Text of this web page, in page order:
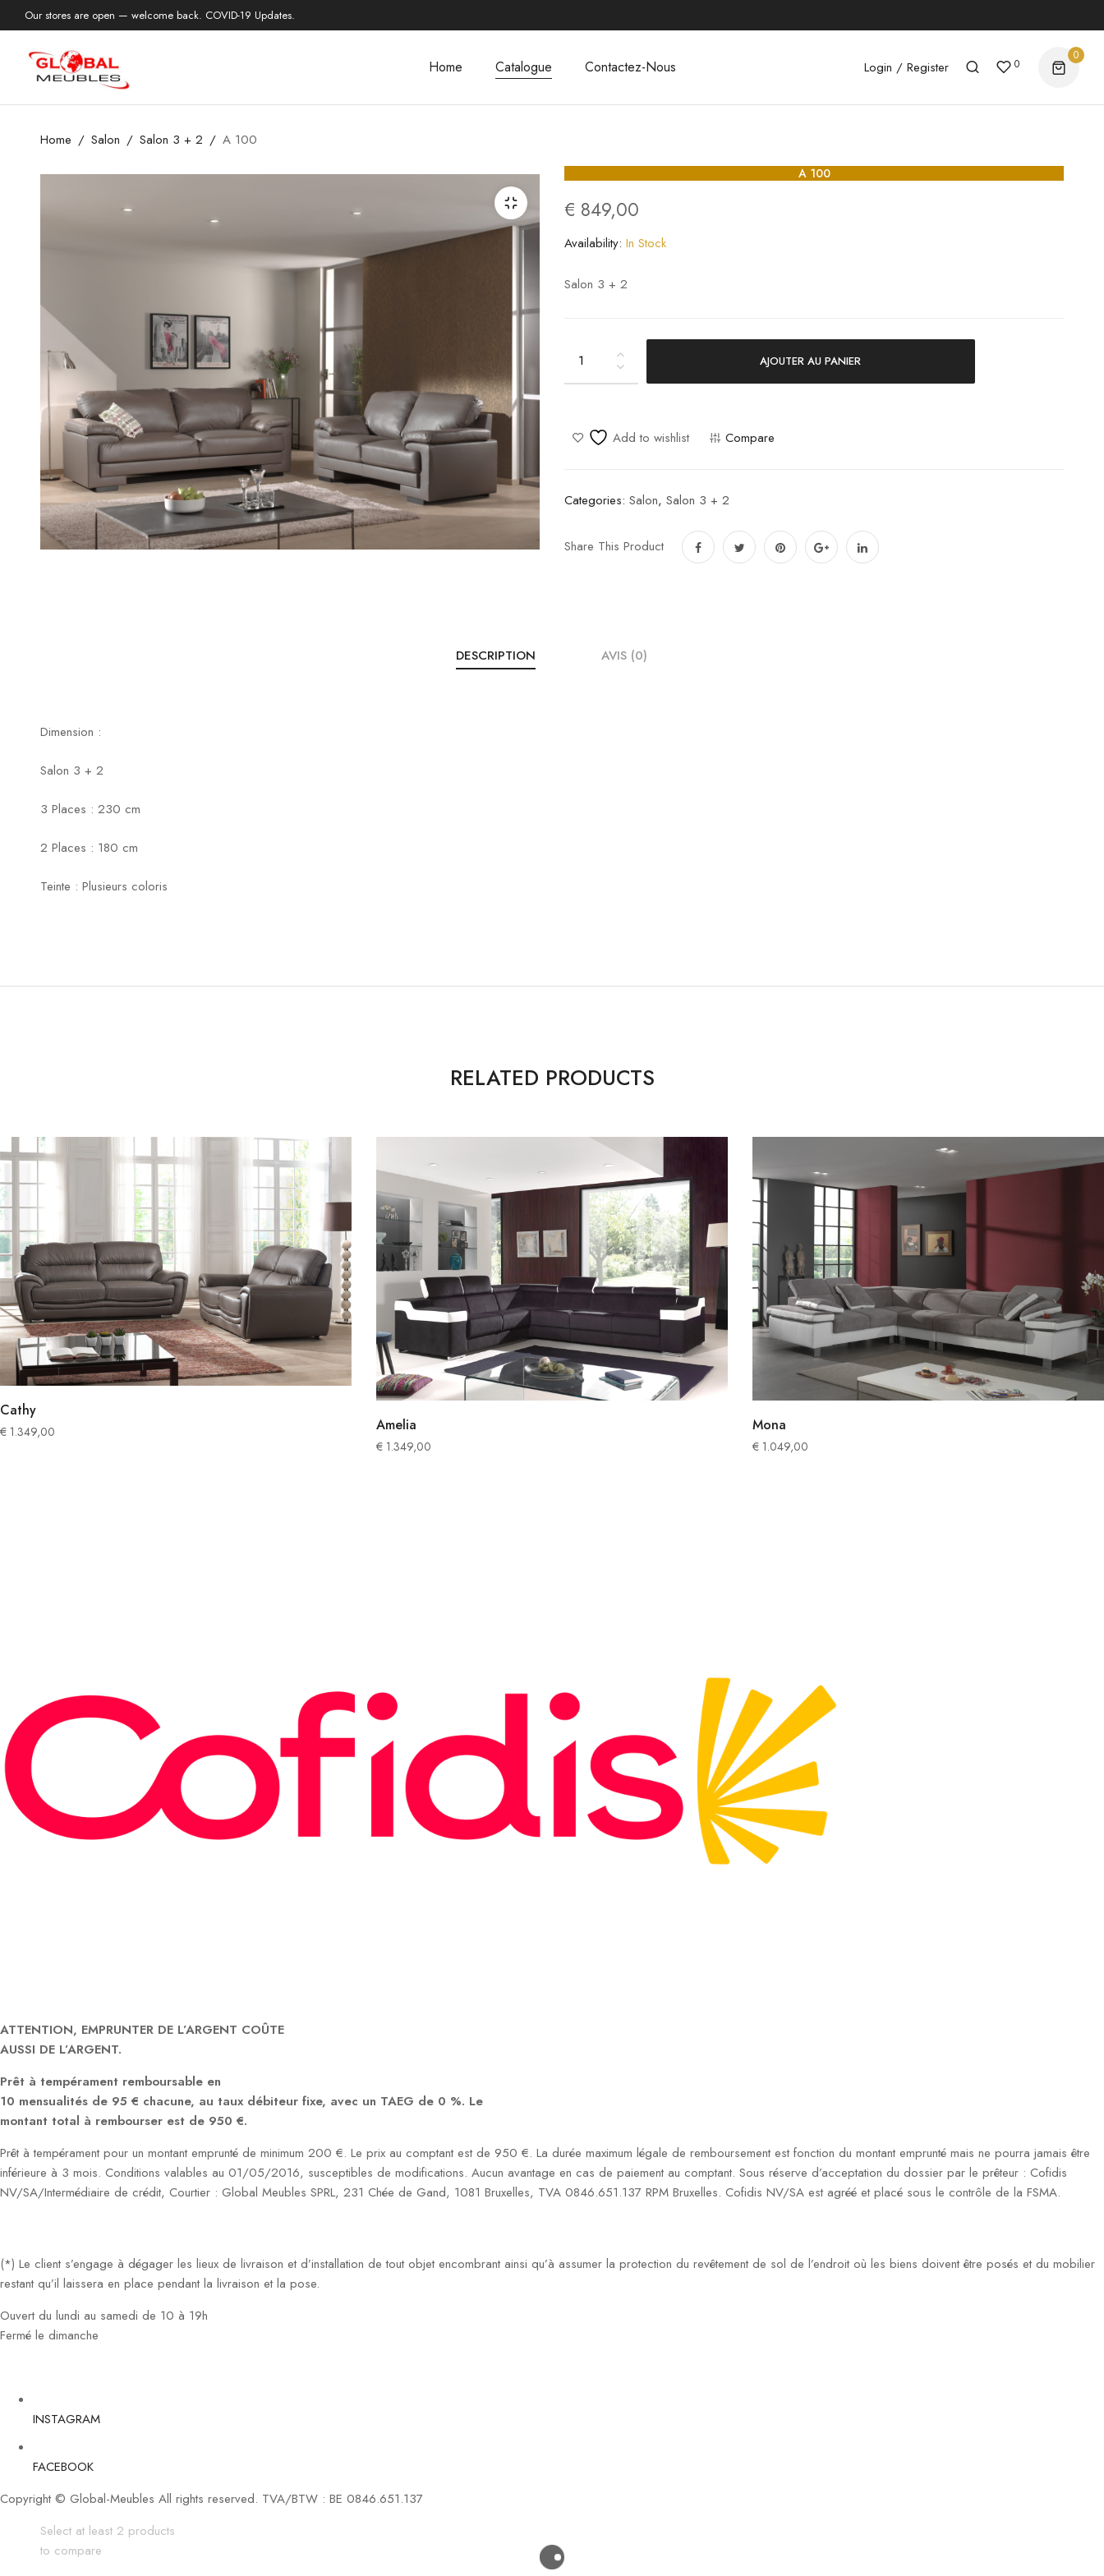
Our stores are open — welcome back. COVID-19 Updates.
Home Catalogue Contactez-Nous Login / Register 0
0
Home Salon Salon 3 + 2 A 100
A 100
€ 849,00
Availability: In Stock
Salon 3 + 2
100
AJOUTER AU PANIER
Add to wishlist Compare
Categories: Salon, Salon 3 + 2
Share This Product
DESCRIPTION AVIS (0)
Dimension :
Salon 3 + 2
3 Places : 230 cm
2 Places : 180 cm
Teinte : Plusieurs coloris
RELATED PRODUCTS
Cathy
€ 1.349,00 Amelia
€ 1.349,00
Mona
€ 1.049,00
ATTENTION, EMPRUNTER DE L’ARGENT COÛTE
AUSSI DE L’ARGENT.
Prêt à tempérament remboursable en
10 mensualités de 95 € chacune, au taux débiteur fixe, avec un TAEG de 0 %. Le
montant total à rembourser est de 950 €.
Prêt à tempérament pour un montant emprunté de minimum 200 €. Le prix au comptant est de 950 €. La durée maximum légale de remboursement est fonction du montant emprunté mais ne pourra jamais être
inférieure à 3 mois. Conditions valables au 01/05/2016, susceptibles de modifications. Aucun avantage en cas de paiement au comptant. Sous réserve d’acceptation du dossier par le prêteur : Cofidis
NV/SA/Intermédiaire de crédit, Courtier : Global Meubles SPRL, 231 Chée de Gand, 1081 Bruxelles, TVA 0846.651.137 RPM Bruxelles. Cofidis NV/SA est agréé et placé sous le contrôle de la FSMA.
(*) Le client s’engage à dégager les lieux de livraison et d’installation de tout objet encombrant ainsi qu’à assumer la protection du revêtement de sol de l’endroit où les biens doivent être posés et du mobilier
restant qu’il laissera en place pendant la livraison et la pose.
Ouvert du lundi au samedi de 10 à 19h
Fermé le dimanche
INSTAGRAM
FACEBOOK
Copyright © Global-Meubles All rights reserved. TVA/BTW : BE 0846.651.137
Select at least 2 products
to compare